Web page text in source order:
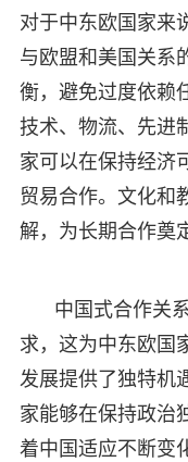
对于中东欧国家来
与欧盟和美国关系
衡，避免过度依赖
技术、物流、先进
家可以在保持经济
贸易合作。文化和
解，为长期合作奠
中国式合作关
求，这为中东欧国
发展提供了独特机
家能够在保持政治
着中国适应不断变